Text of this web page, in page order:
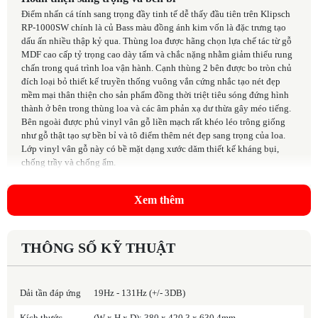
Điểm nhấn cá tính sang trọng đầy tinh tế dễ thấy đầu tiên trên Klipsch
RP-1000SW chính là củ Bass màu đồng ánh kim vốn là đặc trưng tạo
dấu ấn nhiều thập kỷ qua. Thùng loa được hãng chọn lựa chế tác từ gỗ
MDF cao cấp tỷ trọng cao dày tấm và chắc nặng nhằm giảm thiểu rung
chấn trong quá trình loa vận hành. Cạnh thùng 2 bên được bo tròn chủ
đích loại bỏ thiết kế truyền thống vuông vắn cứng nhắc tạo nét đẹp
mềm mại thân thiện cho sản phẩm đồng thời triệt tiêu sóng đứng hình
thành ở bên trong thùng loa và các âm phản xạ dư thừa gây méo tiếng.
Bên ngoài được phủ vinyl vân gỗ liền mạch rất khéo léo trông giống
như gỗ thật tạo sự bền bỉ và tô điểm thêm nét đẹp sang trọng của loa.
Lớp vinyl vân gỗ này có bề mặt dạng xước dăm thiết kế kháng bụi,
chống trầy và chống ẩm.
Xem thêm
THÔNG SỐ KỸ THUẬT
Dải tần đáp ứng 19Hz - 131Hz (+/- 3DB)